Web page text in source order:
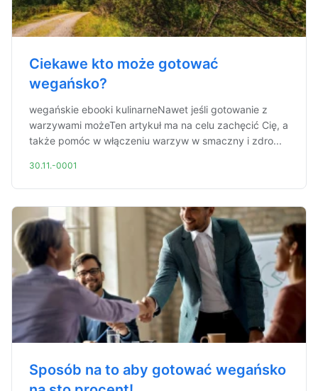
Ciekawe kto może gotować
wegańsko?
wegańskie ebooki kulinarneNawet jeśli gotowanie z
warzywami możeTen artykuł ma na celu zachęcić Cię, a
także pomóc w włączeniu warzyw w smaczny i zdro...
30.11.-0001
Sposób na to aby gotować wegańsko